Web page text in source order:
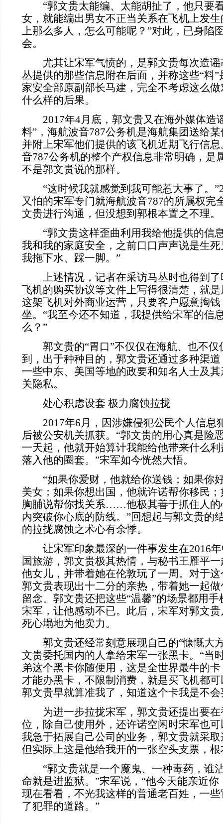
“郭文贵太能编、太能胡扯了，他只要
女，就能编出男女不正当关系在飞机上发
上那么多人，怎么可能呢？”对此，已身陷
会。
尤其让宋军气愤的，是郭文贵每次造谣
丛提供的那些信息附在后面，并称这些“料
家安全部原副部长马建，完全不考虑这么
什么样的后果。
2017年4月底，郭文贵又在海外媒体造
料”，海航波音787公务机是海航集团送给
并附上宋军他们提供的该飞机近期飞行信
音787公务机的整个产权信息非常明确，是
不是郭文贵说的那样。
“这时候我就感觉到我可能惹大事了。
又怕的宋军专门就海航波音787的所属权完
文贵进行沟通，但没想到郭根本置之不理。
“郭文贵这样歪曲利用我给他提供的信
我和我的家庭安全，之前口口声声说是生
我拖下水、踩一脚。”
上述情况，记者在采访马丛时也得到了
飞机的购买协议等文件上写得很清楚，就
这架飞机对外商业运营，只要客户愿意掏
坐。 “我至今还不知道，我提供给宋军的信
么？”
郭文贵的“胃口”不仅仅在海航、也不
到，出于种种目的，郭文贵还通过多种渠
一些中东、美国等地的政要和知名人士及
关隐私。
处心积虑设套 极力腐蚀拉拢
2017年6月，因涉嫌侵犯公民个人信息
后被公安机关抓获。“郭文贵的用心真是险
一天起，他就开始算计我能给他带来什么
落入他的圈套。”宋军如今恍然大悟。
“如果你爱财，他就给你送钱；如果你
美女；如果你想出国，他就许诺帮你移民
胸脯说帮你找关系……他极其善于抓住人的
内突破你心底的防线。”回想起与郭文贵的
的拉拢腐蚀之术心有余悸。
让宋军印象最深的一件事发生在2016
国旅游，郭文贵极其热情，与秘书王雁平
他女儿，并带着她在伦敦玩了一周。对于
郭文贵表现出十二分的亲热，带着她一起
留念。郭文贵还把这些“温馨”的场景都用
宋军，让他感动不已。此后，宋军对郭文
死心塌地为他卖力。
郭文贵还经常刻意展现自己的“慷慨大
文贵委托国内的人拿给宋军一张黑卡。“当
弟这个黑卡你随便用，这是全世界最牛的
才能办黑卡，不限制消费，就是买飞机都可
郭文贵早就算准我了，知道这个卡我是不会
为进一步拉拢宋军，郭文贵还提出要在
位，除自己使用外，还许诺空闲时宋军也
我急于拓展自己公司的业务，郭文贵就采
但实际上这是他给我开的一张空头支票，根
“郭文贵就是一个魔鬼、一种毒药，谁
命就是进监狱。”宋军说，“他今天能亲近
现在看看，不光我这样的普通老百姓，一
了犯罪的道路。”